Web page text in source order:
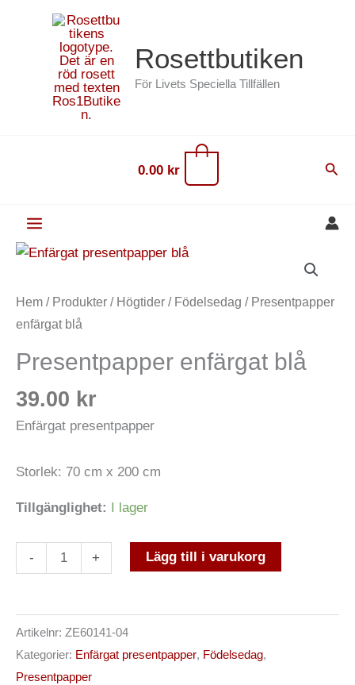
Rosettbutiken
För Livets Speciella Tillfällen
0.00 kr Sök
Hem / Produkter / Högtider / Födelsedag / Presentpapper
enfärgat blå
Presentpapper enfärgat blå
39.00 kr
Enfärgat presentpapper
Storlek: 70 cm x 200 cm
Tillgänglighet: I lager
-
Presentpapper
blå
mängd
+ Lägg till i varukorg
Artikelnr: ZE60141-04
Kategorier: Enfärgat presentpapper, Födelsedag,
Presentpapper